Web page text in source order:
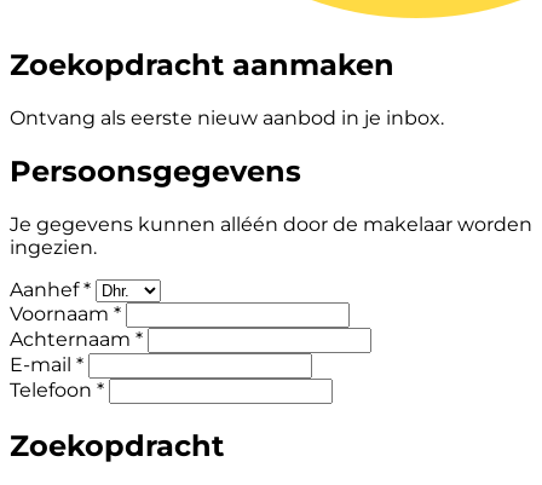
Zoekopdracht aanmaken
Ontvang als eerste nieuw aanbod in je inbox.
Persoonsgegevens
Je gegevens kunnen alléén door de makelaar worden
ingezien.
Aanhef *
Voornaam *
Achternaam *
E-mail *
Telefoon *
Zoekopdracht